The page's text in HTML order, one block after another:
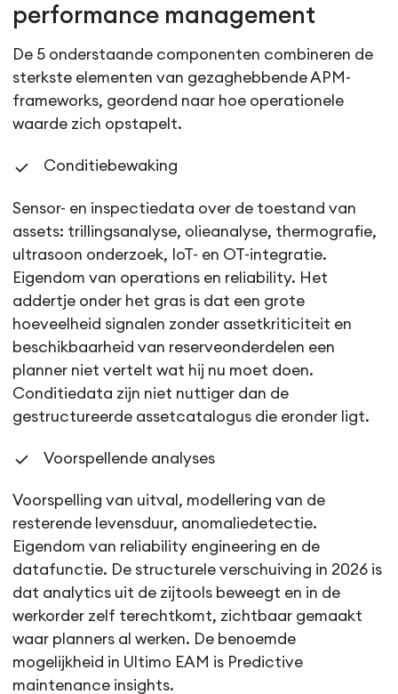
performance management
De 5 onderstaande componenten combineren de
sterkste elementen van gezaghebbende APM-
frameworks, geordend naar hoe operationele
waarde zich opstapelt.
Conditiebewaking
Sensor- en inspectiedata over de toestand van
assets: trillingsanalyse, olieanalyse, thermografie,
ultrasoon onderzoek, IoT- en OT-integratie.
Eigendom van operations en reliability. Het
addertje onder het gras is dat een grote
hoeveelheid signalen zonder assetkriticiteit en
beschikbaarheid van reserveonderdelen een
planner niet vertelt wat hij nu moet doen.
Conditiedata zijn niet nuttiger dan de
gestructureerde assetcatalogus die eronder ligt.
Voorspellende analyses
Voorspelling van uitval, modellering van de
resterende levensduur, anomaliedetectie.
Eigendom van reliability engineering en de
datafunctie. De structurele verschuiving in 2026 is
dat analytics uit de zijtools beweegt en in de
werkorder zelf terechtkomt, zichtbaar gemaakt
waar planners al werken. De benoemde
mogelijkheid in Ultimo EAM is Predictive
maintenance insights.